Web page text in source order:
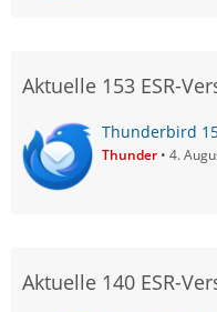
Aktuelle 153 ESR-
Thunderbird
Thunder 4.
Aktuelle 140 ESR-